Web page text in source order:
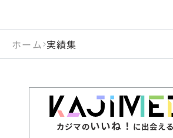
ホーム 実績集
カジマのいいね！ に出会え